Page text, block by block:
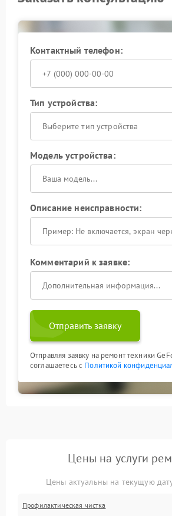
Контактный телефон:
Тип устройства:
Выберите тип устройства
Модель устройства:
Описание неисправности:
Комментарий к заявке:
Отправить заявку
Отправляя заявку на ремонт техники
соглашаетесь с Политикой
Цены на услуги
Цены актуальны на текущую
Профилактическая чистка